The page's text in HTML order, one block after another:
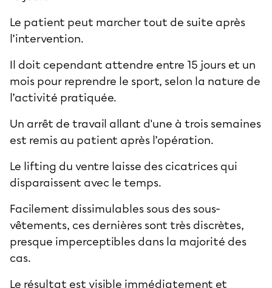
Le patient peut marcher tout de suite après
l’intervention.
Il doit cependant attendre entre 15 jours et un
mois pour reprendre le sport, selon la nature de
l’activité pratiquée.
Un arrêt de travail allant d'une à trois semaines
est remis au patient après l’opération.
Le lifting du ventre laisse des cicatrices qui
disparaissent avec le temps.
Facilement dissimulables sous des sous-
vêtements, ces dernières sont très discrètes,
presque imperceptibles dans la majorité des
cas.
Le résultat est visible immédiatement et